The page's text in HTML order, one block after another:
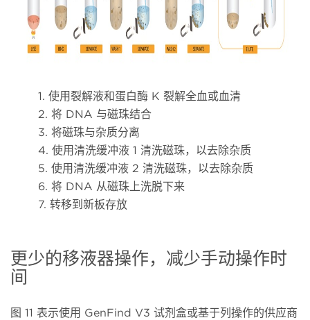
1. 使用裂解液和蛋白酶 K 裂解全血或血清
2. 将 DNA 与磁珠结合
3. 将磁珠与杂质分离
4. 使用清洗缓冲液 1 清洗磁珠，以去除杂质
5. 使用清洗缓冲液 2 清洗磁珠，以去除杂质
6. 将 DNA 从磁珠上洗脱下来
7. 转移到新板存放
更少的移液器操作，减少手动操作时
间
图 11 表示使用 GenFind V3 试剂盒或基于列操作的供应商